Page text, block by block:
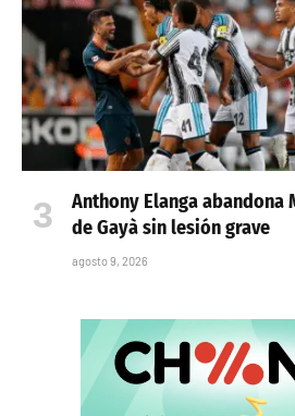
Anthony Elanga abandona
de Gayà sin lesión grave
agosto 9, 2026